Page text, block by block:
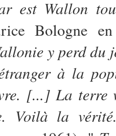
est Wallon
Bologne
y perd
à la
[...] La terre
Voilà la